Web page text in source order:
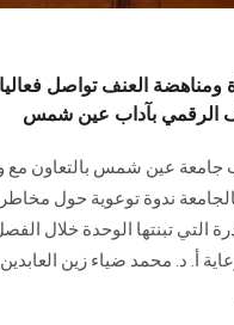
ومناهضة العنف تواصل
الرقمي بآداب عين شمس
جامعة عين شمس بالتعاون مع
‏ندوة توعوية حول
التي تبنتها الوحدة خلال
تحت رعاية أ. د. محمد ضياء زين